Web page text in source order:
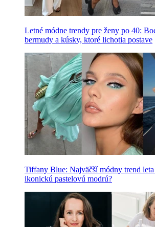
Letné módne trendy pre ženy po 40:
bermudy a kúsky, ktoré lichotia postave
Tiffany Blue: Najväčší módny trend
ikonickú pastelovú modrú?